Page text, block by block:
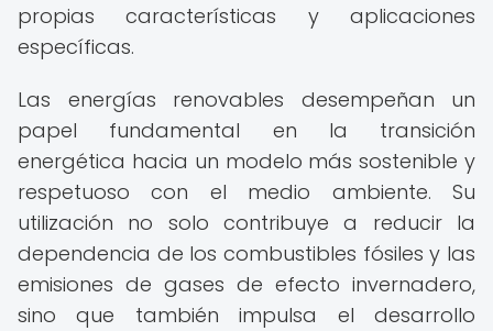
propias características y aplicaciones
específicas.
Las energías renovables desempeñan un
papel fundamental en la transición
energética hacia un modelo más sostenible y
respetuoso con el medio ambiente. Su
utilización no solo contribuye a reducir la
dependencia de los combustibles fósiles y las
emisiones de gases de efecto invernadero,
sino que también impulsa el desarrollo